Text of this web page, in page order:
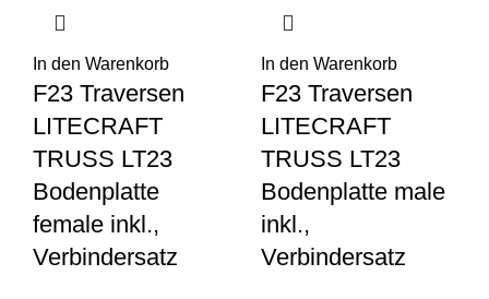
In den Warenkorb
F23 Traversen
LITECRAFT
TRUSS LT23
Bodenplatte
female inkl.,
Verbindersatz
In den Warenkorb
F23 Traversen
LITECRAFT
TRUSS LT23
Bodenplatte male
inkl.,
Verbindersatz